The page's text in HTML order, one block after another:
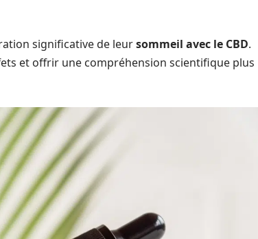
significative de leursommeil avec le CBD.
et offrir une compréhension scientifique plus